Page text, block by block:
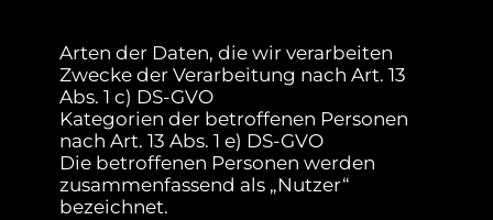
Arten der Daten, die wir verarbeiten
Zwecke der Verarbeitung nach Art. 13
Abs. 1 c) DS-GVO
Kategorien der betroffenen Personen
nach Art. 13 Abs. 1 e) DS-GVO
Die betroffenen Personen werden
zusammenfassend als „Nutzer“
bezeichnet.